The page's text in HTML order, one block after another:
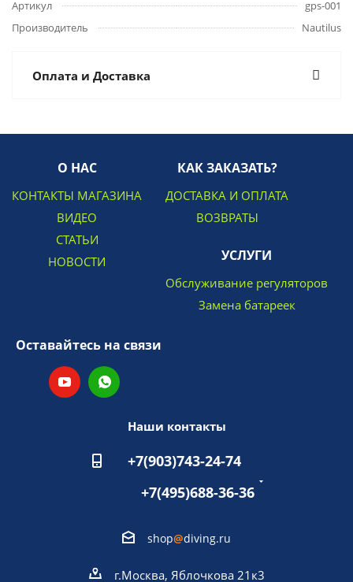
Артикул
gps-001
Производитель
Nautilus
Оплата и Доставка
О НАС
КОНТАКТЫ МАГАЗИНА
ВИДЕО
СТАТЬИ
НОВОСТИ
КАК ЗАКАЗАТЬ?
ДОСТАВКА И ОПЛАТА
ВОЗВРАТЫ
УСЛУГИ
Обслуживание регуляторов
Замена батареек
Оставайтесь на связи
Наши контакты
+7(903)743-24-74
+7(495)688-36-36
shop@diving.ru
г.Москва, Яблочкова 21к3